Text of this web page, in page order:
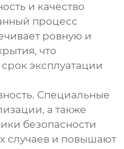
и качество
процесс
ровную и
что
эксплуатации
Специальные
а также
безопасности
случаев и повышают